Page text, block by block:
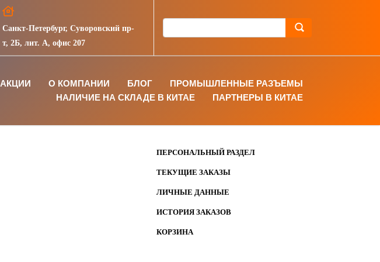
Санкт-Петербург, Суворовский пр-
т, 2Б, лит. А, офис 207
АКЦИИ О КОМПАНИИ БЛОГ
ПРОМЫШЛЕННЫЕ РАЗЪЕМЫ
НАЛИЧИЕ НА СКЛАДЕ В КИТАЕ
ПАРТНЕРЫ В КИТАЕ
ПЕРСОНАЛЬНЫЙ РАЗДЕЛ
ТЕКУЩИЕ ЗАКАЗЫ
ЛИЧНЫЕ ДАННЫЕ
ИСТОРИЯ ЗАКАЗОВ
КОРЗИНА